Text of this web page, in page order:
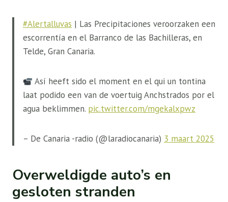
#Alertalluvas | Las Precipitaciones veroorzaken een
escorrentía en el Barranco de las Bachilleras, en
Telde, Gran Canaria.
Así heeft sido el moment en el qui un tontina
laat podido een van de voertuig Anchstrados por el
agua beklimmen. pic.twitter.com/mgekalxpwz
– De Canaria -radio (@laradiocanaria) 3 maart 2025
Overweldigde auto’s en
gesloten stranden